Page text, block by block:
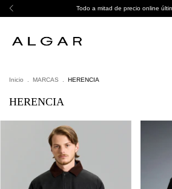
Todo a mitad de precio online
Inicio MARCAS HERENCIA
HERENCIA